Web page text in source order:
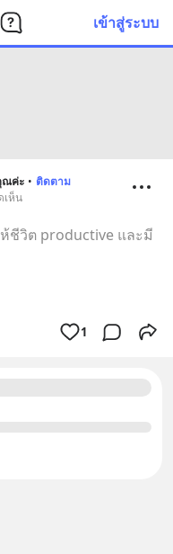
เข้าสู่ระบบ
ณค่ะ • ติดตาม
เห็น
ชีวิต productive และมี
1